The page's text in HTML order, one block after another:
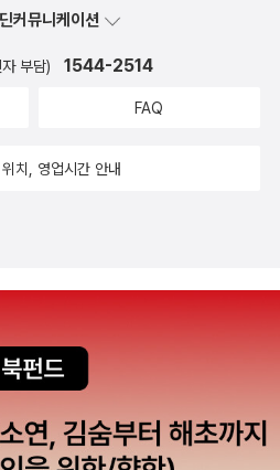
속에 확 가라앉아서 지독한 체기마
그런 필이 확 오는데, 그런데 왠지 읽
들고 읽고 나서는 더 힘들고. 어째야
일 것만 같네. 서점 이야기는 에세이
가 단독으로 존재하는 문장이 어디 있
차지하는 자리는 대개가 정해져 있
렁 들어와 앉아서 이야기가 만들어지
두고 이야기 손님을 초대하면 얼마
커뮤니케이션
부담) 1544-2514
FAQ
치, 영업시간 안내